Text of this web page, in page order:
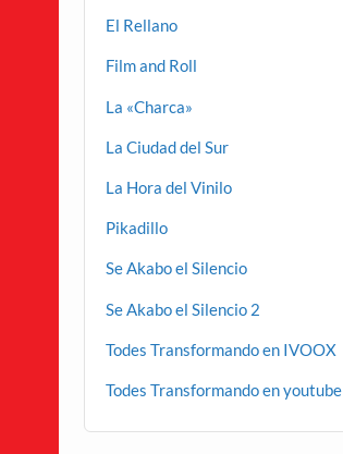
El Rellano
Film and Roll
La «Charca»
La Ciudad del Sur
La Hora del Vinilo
Pikadillo
Se Akabo el Silencio
Se Akabo el Silencio 2
Todes Transformando en IVOOX
Todes Transformando en youtube